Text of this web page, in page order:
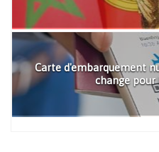
Carte d'embarquement
change pour